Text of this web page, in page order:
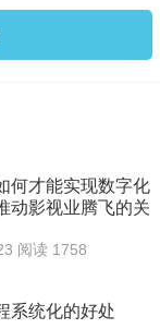
何才能实现数字化
动影视业腾飞的关
阅读 1758
系统化的好处